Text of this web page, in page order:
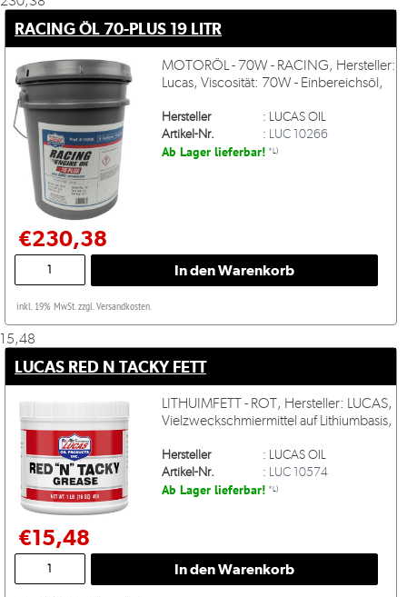
RACING ÖL 70-PLUS 19 LITR
MOTORÖL - 70W - RACING, Hersteller:
Lucas, Viscosität: 70W - Einbereichsöl,
Hersteller : LUCAS OIL
Artikel-Nr.
: LUC 10266
Ab Lager lieferbar! *L)
€230,38
inkl. 19% MwSt. zzgl. Versandkosten.
15,48
LUCAS RED N TACKY FETT
LITHUIMFETT - ROT, Hersteller: LUCAS,
Vielzweckschmiermittel auf Lithiumbasis,
Hersteller : LUCAS OIL
Artikel-Nr.
: LUC 10574
Ab Lager lieferbar! *L)
€15,48